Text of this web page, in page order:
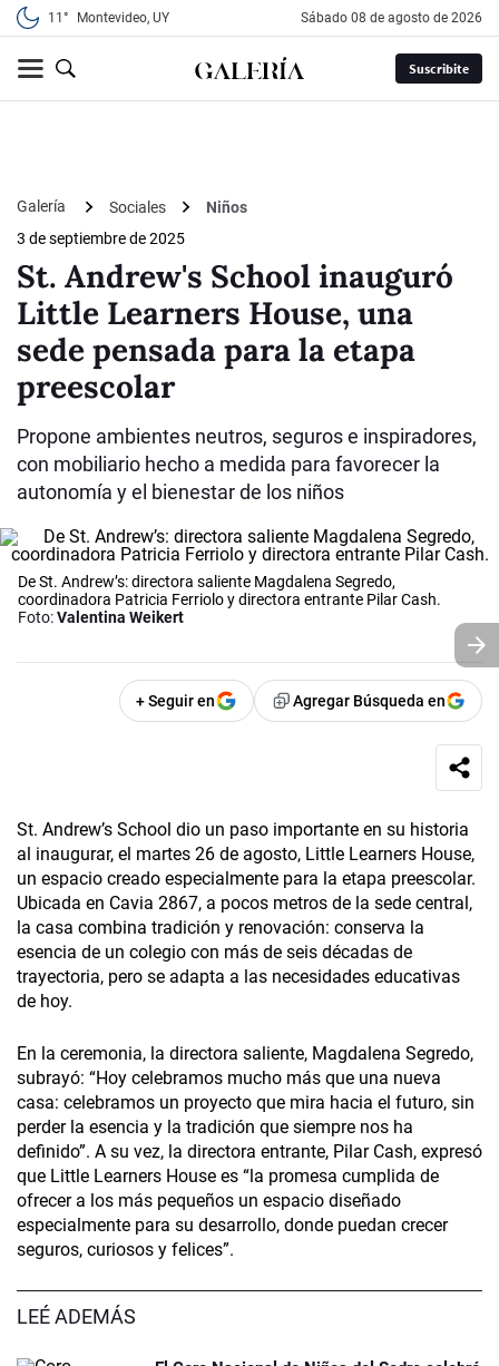
11° Montevideo, UY sábado 08 de agosto de 2026
Suscribite
Galería Sociales
Niños
3 de septiembre de 2025
St. Andrew's School inauguró
Little Learners House, una
sede pensada para la etapa
preescolar
Propone ambientes neutros, seguros e inspiradores,
con mobiliario hecho a medida para favorecer la
autonomía y el bienestar de los niños
De St. Andrew’s: directora saliente Magdalena Segredo,
coordinadora Patricia Ferriolo y directora entrante Pilar Cash.
Foto:Valentina Weikert
+ Seguir en Agregar Búsqueda en
St. Andrew’s School dio un paso importante en su historia
al inaugurar, el martes 26 de agosto, Little Learners House,
un espacio creado especialmente para la etapa preescolar.
Ubicada en Cavia 2867, a pocos metros de la sede central,
la casa combina tradición y renovación: conserva la
esencia de un colegio con más de seis décadas de
trayectoria, pero se adapta a las necesidades educativas
de hoy.
En la ceremonia, la directora saliente, Magdalena Segredo,
subrayó: “Hoy celebramos mucho más que una nueva
casa: celebramos un proyecto que mira hacia el futuro, sin
perder la esencia y la tradición que siempre nos ha
definido”. A su vez, la directora entrante, Pilar Cash, expresó
que Little Learners House es “la promesa cumplida de
ofrecer a los más pequeños un espacio diseñado
especialmente para su desarrollo, donde puedan crecer
seguros, curiosos y felices”.
LEÉ ADEMÁS